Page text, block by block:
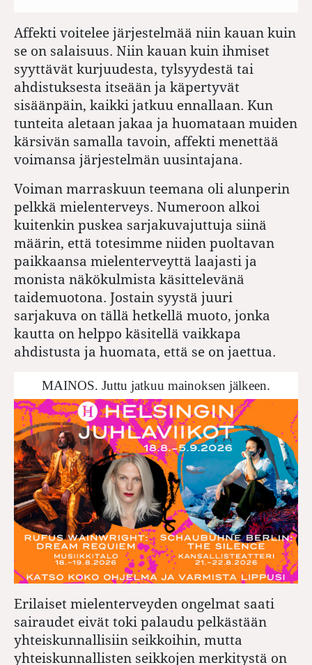
Affekti voitelee järjestelmää niin kauan kuin
se on salaisuus. Niin kauan kuin ihmiset
syyttävät kurjuudesta, tylsyydestä tai
ahdistuksesta itseään ja käpertyvät
sisäänpäin, kaikki jatkuu ennallaan. Kun
tunteita aletaan jakaa ja huomataan muiden
kärsivän samalla tavoin, affekti menettää
voimansa järjestelmän uusintajana.
Voiman marraskuun teemana oli alunperin
pelkkä mielenterveys. Numeroon alkoi
kuitenkin puskea sarjakuvajuttuja siinä
määrin, että totesimme niiden puoltavan
paikkaansa mielenterveyttä laajasti ja
monista näkökulmista käsittelevänä
taidemuotona. Jostain syystä juuri
sarjakuva on tällä hetkellä muoto, jonka
kautta on helppo käsitellä vaikkapa
ahdistusta ja huomata, että se on jaettua.
MAINOS. Juttu jatkuu mainoksen jälkeen.
Erilaiset mielenterveyden ongelmat saati
sairaudet eivät toki palaudu pelkästään
yhteiskunnallisiin seikkoihin, mutta
yhteiskunnallisten seikkojen merkitystä on